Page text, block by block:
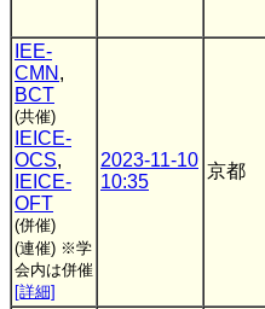
IEE-
CMN ,
BCT
(共催)
IEICE-
OCS,
IEICE-
OFT
(併催)
(連催) ※学
会内は併催
[詳細]
2023-11-10
10:35
京都